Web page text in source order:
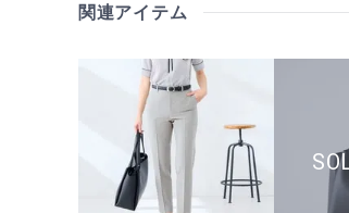
関連アイテム